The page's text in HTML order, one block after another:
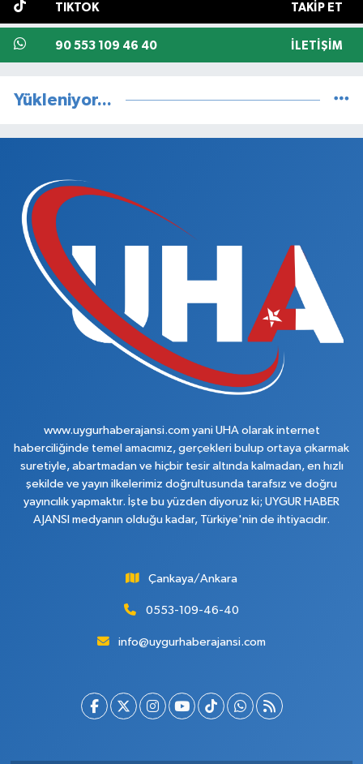
TIKTOK TAKIP ET
90 553 109 46 40 İLETIŞIM
Yükleniyor...
www.uygurhaberajansi.com yani UHA olarak internet
haberciliğinde temel amacımız, gerçekleri bulup ortaya çıkarmak
suretiyle, abartmadan ve hiçbir tesir altında kalmadan, en hızlı
şekilde ve yayın ilkelerimiz doğrultusunda tarafsız ve doğru
yayıncılık yapmaktır. İşte bu yüzden diyoruz ki; UYGUR HABER
AJANSI medyanın olduğu kadar, Türkiye'nin de ihtiyacıdır.
Çankaya/Ankara
0553-109-46-40
info@uygurhaberajansi.com